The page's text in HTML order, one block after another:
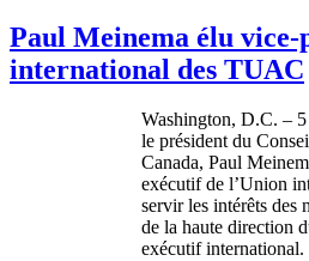
Paul Meinema élu
international des TUAC
Washington, D.C. – 5
le présidentdu
Canada, Paul
exécutifde l’Union
servirles intérêts des
de la haute direction
exécutifinternational.